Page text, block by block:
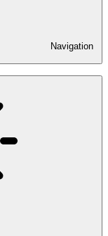
Navigation